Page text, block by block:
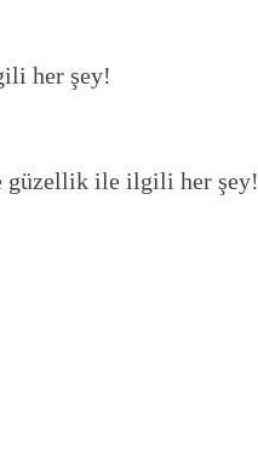
her şey!
güzellik ile ilgili her şey!